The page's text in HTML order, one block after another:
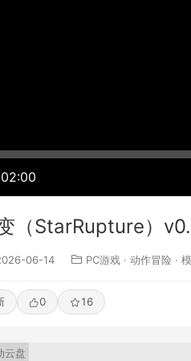
（StarRupture）
06-14 PC游戏 · 动作冒险 ·
0 16
云盘